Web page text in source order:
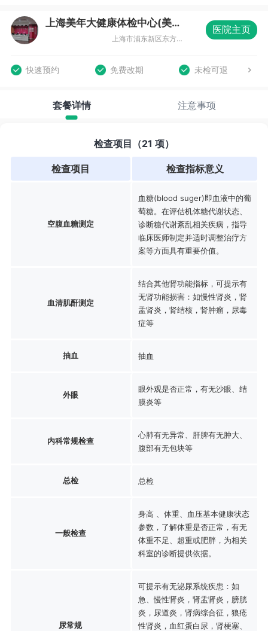
上海美年大健康体检中心(美东分院)
上海市浦东新区东方路836号齐鲁大厦3楼整层
医院主页
快速预约 免费改期 未检可退
套餐详情 注意事项
检查项目（21 项）
检查项目 检查指标意义
空腹血糖测定
血糖(blood suger)即血液中的葡
萄糖。在评估机体糖代谢状态、
诊断糖代谢紊乱相关疾病，指导
临床医师制定并适时调整治疗方
案等方面具有重要价值。
血清肌酐测定
结合其他肾功能指标，可提示有
无肾功能损害：如慢性肾炎，肾
盂肾炎，肾结核，肾肿瘤，尿毒
症等
抽血 抽血
外眼
眼外观是否正常，有无沙眼、结
膜炎等
内科常规检查
心肺有无异常、肝脾有无肿大、
腹部有无包块等
总检 总检
一般检查
身高 、体重、血压基本健康状态
参数，了解体重是否正常，有无
体重不足、超重或肥胖，为相关
科室的诊断提供依据。
尿常规
可提示有无泌尿系统疾患：如
急、慢性肾炎，肾盂肾炎，膀胱
炎，尿道炎，肾病综合征，狼疮
性肾炎，血红蛋白尿，肾梗塞、